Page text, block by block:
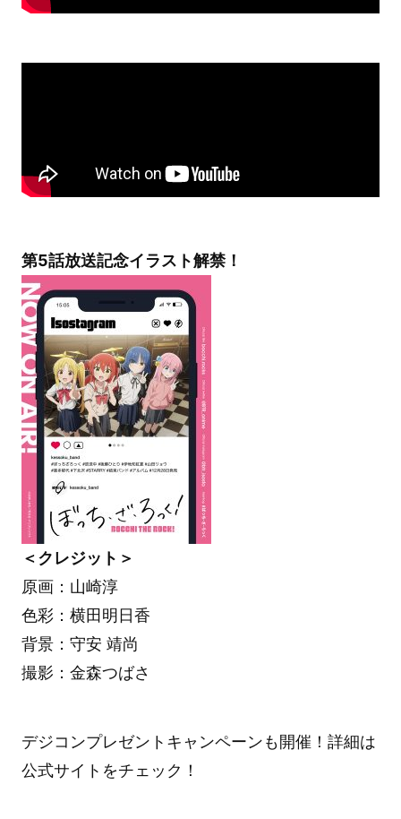
第5話放送記念イラスト解禁！
＜クレジット＞
原画：山崎淳
色彩：横田明日香
背景：守安 靖尚
撮影：金森つばさ
デジコンプレゼントキャンペーンも開催！詳細は
公式サイトをチェック！